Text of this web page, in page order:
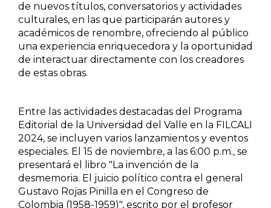
Educación
Estudios culturales
Estudios editoriales
Estudios regionales
Ética
Filosofía
Finanzas
de nuevos títulos, conversatorios y actividades
culturales, en las que participarán autores y
académicos de renombre, ofreciendo al público
una experiencia enriquecedora y la oportunidad
de interactuar directamente con los creadores
de estas obras.
Entre las actividades destacadas del Programa
Editorial de la Universidad del Valle en la FILCALI
2024, se incluyen varios lanzamientos y eventos
especiales. El 15 de noviembre, a las 6:00 p.m., se
presentará el libro "La invención de la
desmemoria. El juicio político contra el general
Gustavo Rojas Pinilla en el Congreso de
Colombia (1958-1959)", escrito por el profesor